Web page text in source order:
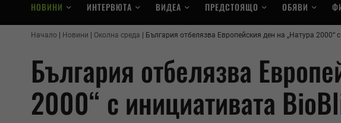
НОВИНИ ИНТЕРВЮТА ВИДЕА ПРЕДСТОЯЩО ОБЯВИ
Начало Новини Околна среда България отбелязва Европейския ден на „Натура 2000“
България отбелязва
2000“ с инициативата